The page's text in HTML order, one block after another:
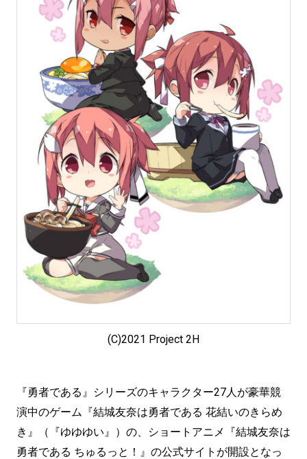
(C)2021 Project 2H
『勇者である』シリーズのキャラクター27人が豪華競
演中のゲーム『結城友奈は勇者である 花結いのきらめ
き』（『ゆゆゆい』）の、ショートアニメ『結城友奈は
勇者である ちゅるっと！』の公式サイトが開設となっ